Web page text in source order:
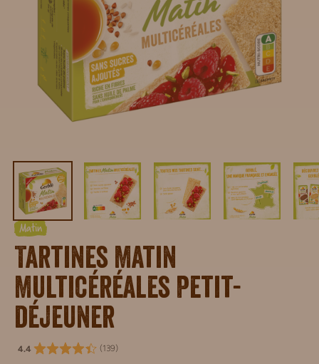
Matin
Tartines Matin
Multicéréales Petit-
déjeuner
4.4 (139)